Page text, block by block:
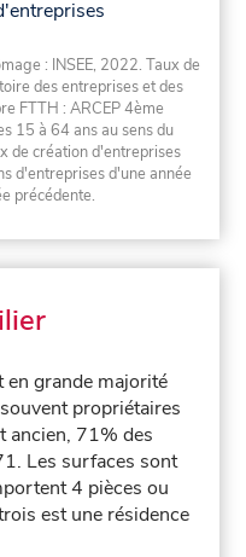
: INSEE, 2022. Taux de
des entreprises et des
FTTH : ARCEP 4ème
15 à 64 ans au sens du
de création d'entreprises
d'entreprises d'une année
précédente.
en grande majorité
propriétaires
ancien, 71% des
Les surfaces sont
4 pièces ou
est une résidence